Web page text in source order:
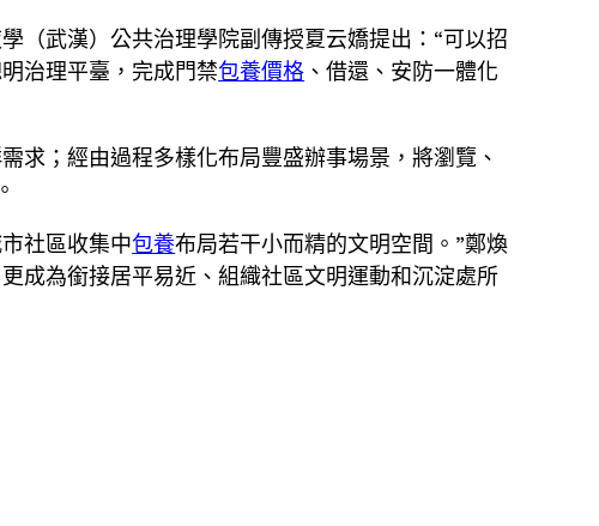
（武漢）公共治理學院副傳授夏云嬌提出：“可以招
治理平臺，完成門禁包養價格 、借還、安防一體化
求；經由過程多樣化布局豐盛辦事場景，將瀏覽、
社區收集中包養布局若干小而精的文明空間。”鄭煥
成為銜接居平易近、組織社區文明運動和沉淀處所